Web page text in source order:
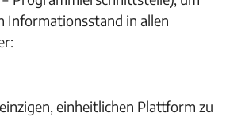
Informationsstand in allen
einheitlichen Plattform zu